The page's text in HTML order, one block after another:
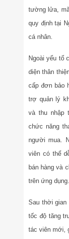
tường lửa,
quy định tại
cá nhân.
Ngoài yếu tố
diện thân
cấp đơn bảo
trợ quản lý
và thu nhập
chức năng
người mua.
viên có thể
bán hàng và
trên ứng dụng.
Sau thời gian
tốc độ tăng
tác viên mới,